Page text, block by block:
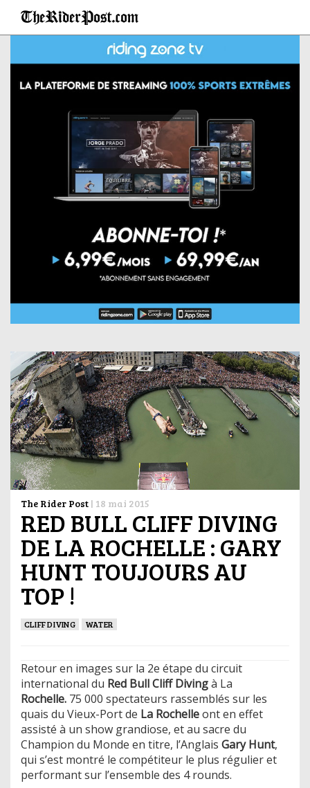
The Rider Post | 18 mai 2015
RED BULL CLIFF DIVING
DE LA ROCHELLE : GARY
HUNT TOUJOURS AU
TOP !
CLIFF DIVING WATER
Retour en images sur la 2e étape du circuit
international du Red Bull Cliff Divingà La
Rochelle. 75 000 spectateurs rassemblés sur les
quais du Vieux-Port de La Rochelleont en effet
assisté à un show grandiose, et au sacre du
Champion du Monde en titre, l’Anglais Gary Hunt,
qui s’est montré le compétiteur le plus régulier et
performant sur l’ensemble des 4 rounds.